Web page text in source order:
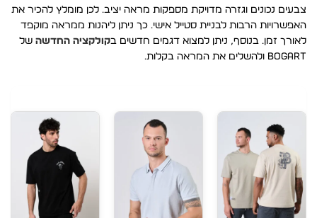
צבעים נכונים וגזרה מדויקת מספקות מראה יציב. לכן מומלץ להכיר את
האפשרויות הרבות לבניית סטייל אישי. כך ניתן ליהנות ממראה מוקפד
לאורך זמן. בנוסף, ניתן למצוא דגמים חדשים בקולקציה החדשה של
BOGART ולהשלים את המראה בקלות.